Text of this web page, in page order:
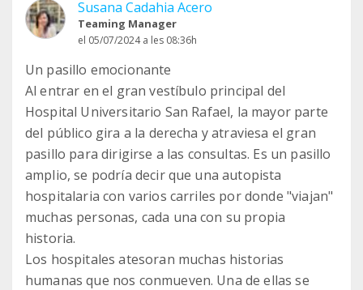
Susana Cadahia Acero
Teaming Manager
el 05/07/2024 a les 08:36h
Un pasillo emocionante
Al entrar en el gran vestíbulo principal del
Hospital Universitario San Rafael, la mayor parte
del público gira a la derecha y atraviesa el gran
pasillo para dirigirse a las consultas. Es un pasillo
amplio, se podría decir que una autopista
hospitalaria con varios carriles por donde "viajan"
muchas personas, cada una con su propia
historia.
Los hospitales atesoran muchas historias
humanas que nos conmueven. Una de ellas se